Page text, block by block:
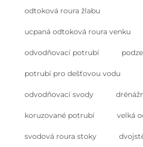
odtoková roura žlabu
ucpaná odtoková roura venku
odvodňovací potrubí
potrubí pro dešťovou vodu
odvodňovací svody
koruzované potrubí velká
svodová roura stoky